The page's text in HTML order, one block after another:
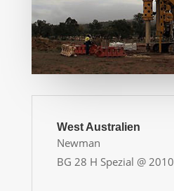
West Australien
Newman
BG 28 H Spezial @ 2010